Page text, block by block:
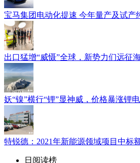
宝马集团电动化提速 今年量产及试产
出口猛增“威慑”全球，新势力们远征
妖“镍”横行“锂”显神威，价格暴涨锂
特锐德：2021年新能源领域项目中标
日阅读榜